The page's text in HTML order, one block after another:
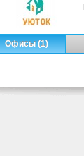
Офисы (1)